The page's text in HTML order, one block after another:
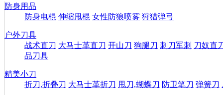
防身用品
防身电棍 伸缩甩棍 女性防狼喷雾 狩猎弹弓
户外刀具
战术直刀 大马士革直刀 开山刀 狗腿刀 刺刀军刺 刀奴直
品刀具
精美小刀
折刀,折叠刀 大马士革折刀 甩刀,蝴蝶刀 防卫笔刀 弹簧刀